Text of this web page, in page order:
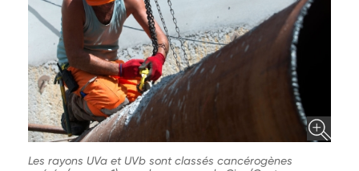
Les rayons UVa et UVb sont classés cancérogènes